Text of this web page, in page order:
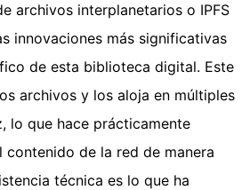
archivos interplanetarios o IPFS
innovaciones más significativas
de esta biblioteca digital. Este
archivos y los aloja en múltiples
lo que hace prácticamente
contenido de la red de manera
técnica es lo que ha